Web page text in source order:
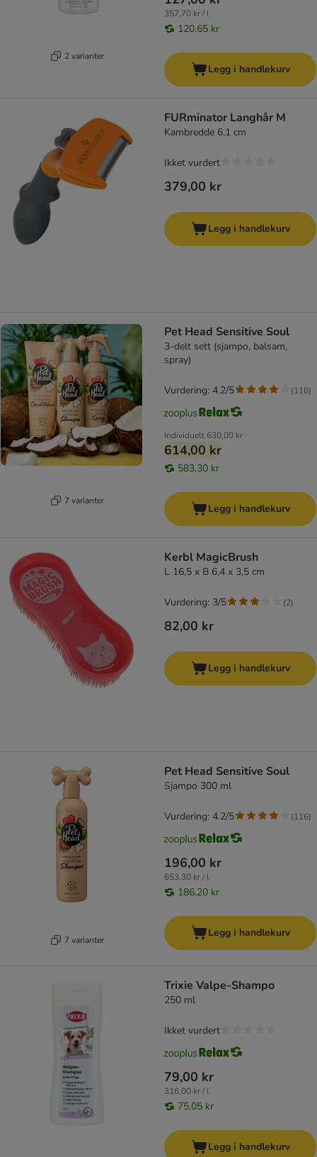
2 varianter
357,70 kr / l
120,65 kr
Legg i handlekurv
FURminator Langhår M
Kambredde 6,1 cm
379,00 kr
Ikket vurdert
Legg i handlekurv
7 varianter
Pet Head Sensitive Soul
3-delt sett (sjampo, balsam,
spray)
Individuelt 630,00 kr
614,00 kr
583,30 kr
Vurdering: 4.2/5 (116)
Legg i handlekurv
Kerbl MagicBrush
L 16,5 x B 6,4 x 3,5 cm
82,00 kr
Vurdering: 3/5 (2)
Legg i handlekurv
7 varianter
Pet Head Sensitive Soul
Sjampo 300 ml
196,00 kr
653,30 kr / l
186,20 kr
Vurdering: 4.2/5 (116)
Legg i handlekurv
Trixie Valpe-Shampo
250 ml
79,00 kr
316,00 kr / l
75,05 kr
Ikket vurdert
Legg i handlekurv